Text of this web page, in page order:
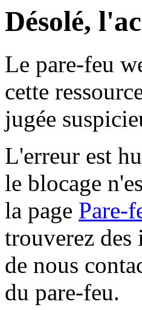
Désolé,
Le pare-feu
cette
jugée
L'erreur est
le blocage
la page Pare-
trouverez
de nous
du pare-feu.